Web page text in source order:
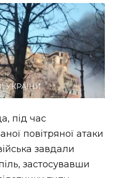
УКРАЇНИ
під час
повітряної атаки
завдали
застосувавши